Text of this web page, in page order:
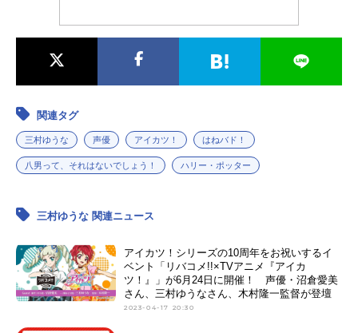
関連タグ
三村ゆうな 声優 アイカツ！ はねバド！
八男って、それはないでしょう！ ハリー・ポッター
三村ゆうな 関連ニュース
アイカツ！シリーズの10周年をお祝いするイ
ベント「リバコメ!!×TVアニメ『アイカ
ツ！』」が6月24日に開催！ 声優・沼倉愛美
さん、三村ゆうなさん、木村隆一監督が登壇
2023-04-17 20:30